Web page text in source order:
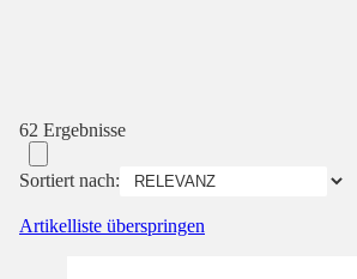
62 Ergebnisse
Sortiert nach:
Artikelliste überspringen